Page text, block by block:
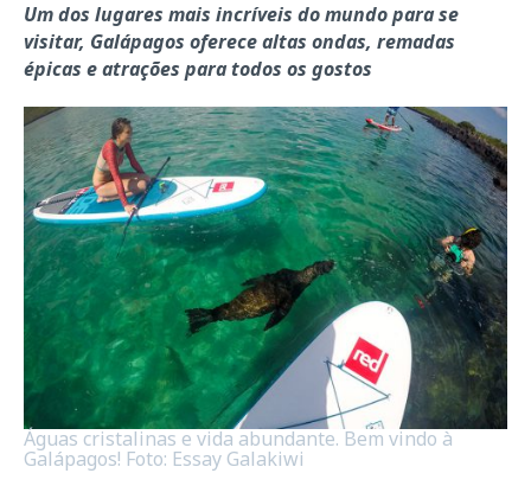
Um dos lugares mais incríveis do mundo para se
visitar, Galápagos oferece altas ondas, remadas
épicas e atrações para todos os gostos
Águas cristalinas e vida abundante. Bem vindo à
Galápagos! Foto: Essay Galakiwi